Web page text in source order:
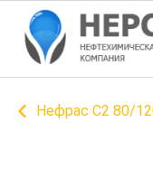
Нефрас C2 80/